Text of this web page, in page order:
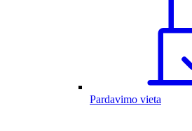
Pardavimo vieta